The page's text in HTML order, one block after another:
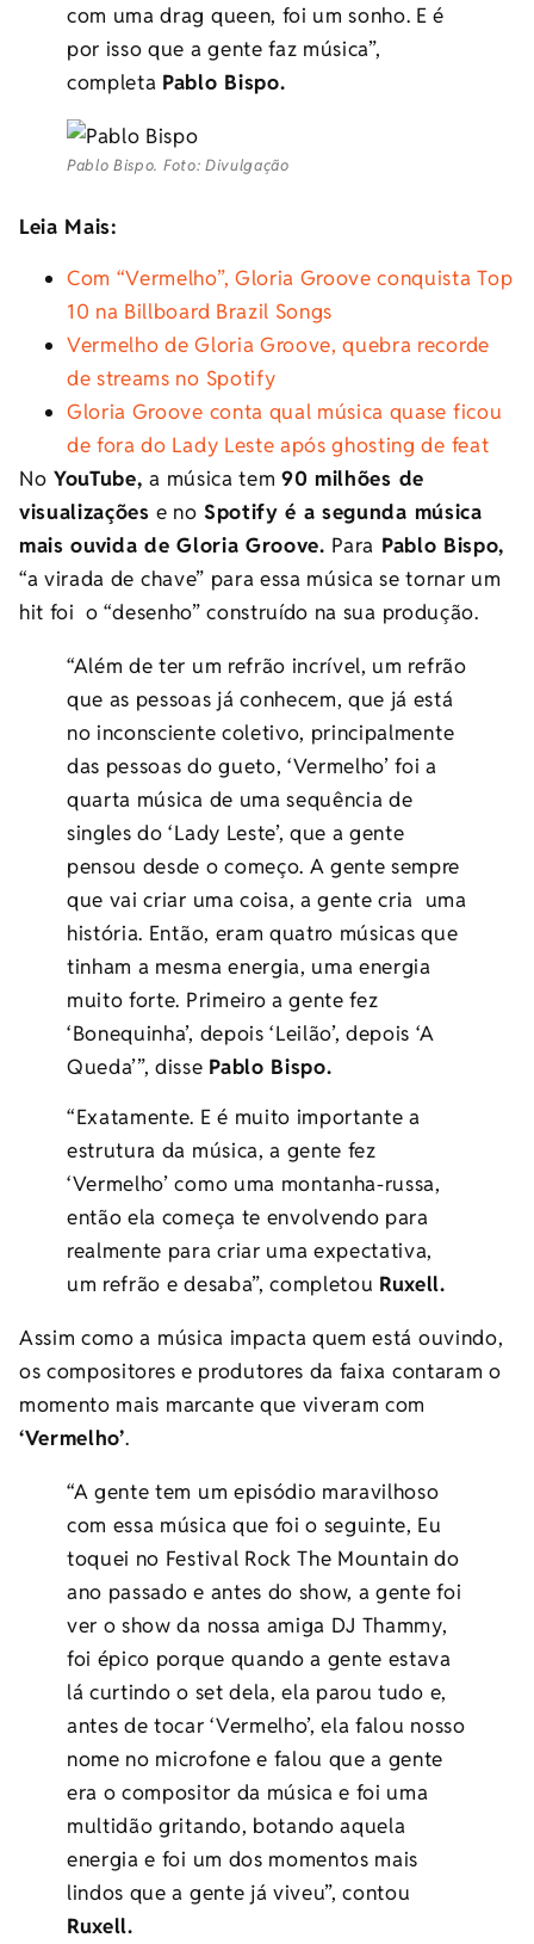
com uma drag queen, foi um sonho. E é
por isso que a gente faz música”,
completa Pablo Bispo.
Pablo Bispo. Foto: Divulgação
Leia Mais:
Com “Vermelho”, Gloria Groove conquista Top
10 na Billboard Brazil Songs
Vermelho de Gloria Groove, quebra recorde
de streams no Spotify
Gloria Groove conta qual música quase ficou
de fora do Lady Leste após ghosting de feat
No YouTube,a música tem 90 milhões de
visualizações e no Spotify é a segunda música
mais ouvida de Gloria Groove. Para Pablo Bispo,
“a virada de chave” para essa música se tornar um
hit foi o “desenho” construído na sua produção.
“Além de ter um refrão incrível, um refrão
que as pessoas já conhecem, que já está
no inconsciente coletivo, principalmente
das pessoas do gueto, ‘Vermelho’ foi a
quarta música de uma sequência de
singles do ‘Lady Leste’, que a gente
pensou desde o começo. A gente sempre
que vai criar uma coisa, a gente cria uma
história. Então, eram quatro músicas que
tinham a mesma energia, uma energia
muito forte. Primeiro a gente fez
‘Bonequinha’, depois ‘Leilão’, depois ‘A
Queda’”, disse Pablo Bispo.
“Exatamente. E é muito importante a
estrutura da música, a gente fez
‘Vermelho’ como uma montanha-russa,
então ela começa te envolvendo para
realmente para criar uma expectativa,
um refrão e desaba”, completou Ruxell.
Assim como a música impacta quem está ouvindo,
os compositores e produtores da faixa contaram o
momento mais marcante que viveram com
‘Vermelho’.
“A gente tem um episódio maravilhoso
com essa música que foi o seguinte, Eu
toquei no Festival Rock The Mountain do
ano passado e antes do show, a gente foi
ver o show da nossa amiga DJ Thammy,
foi épico porque quando a gente estava
lá curtindo o set dela, ela parou tudo e,
antes de tocar ‘Vermelho’, ela falou nosso
nome no microfone e falou que a gente
era o compositor da música e foi uma
multidão gritando, botando aquela
energia e foi um dos momentos mais
lindos que a gente já viveu”, contou
Ruxell.